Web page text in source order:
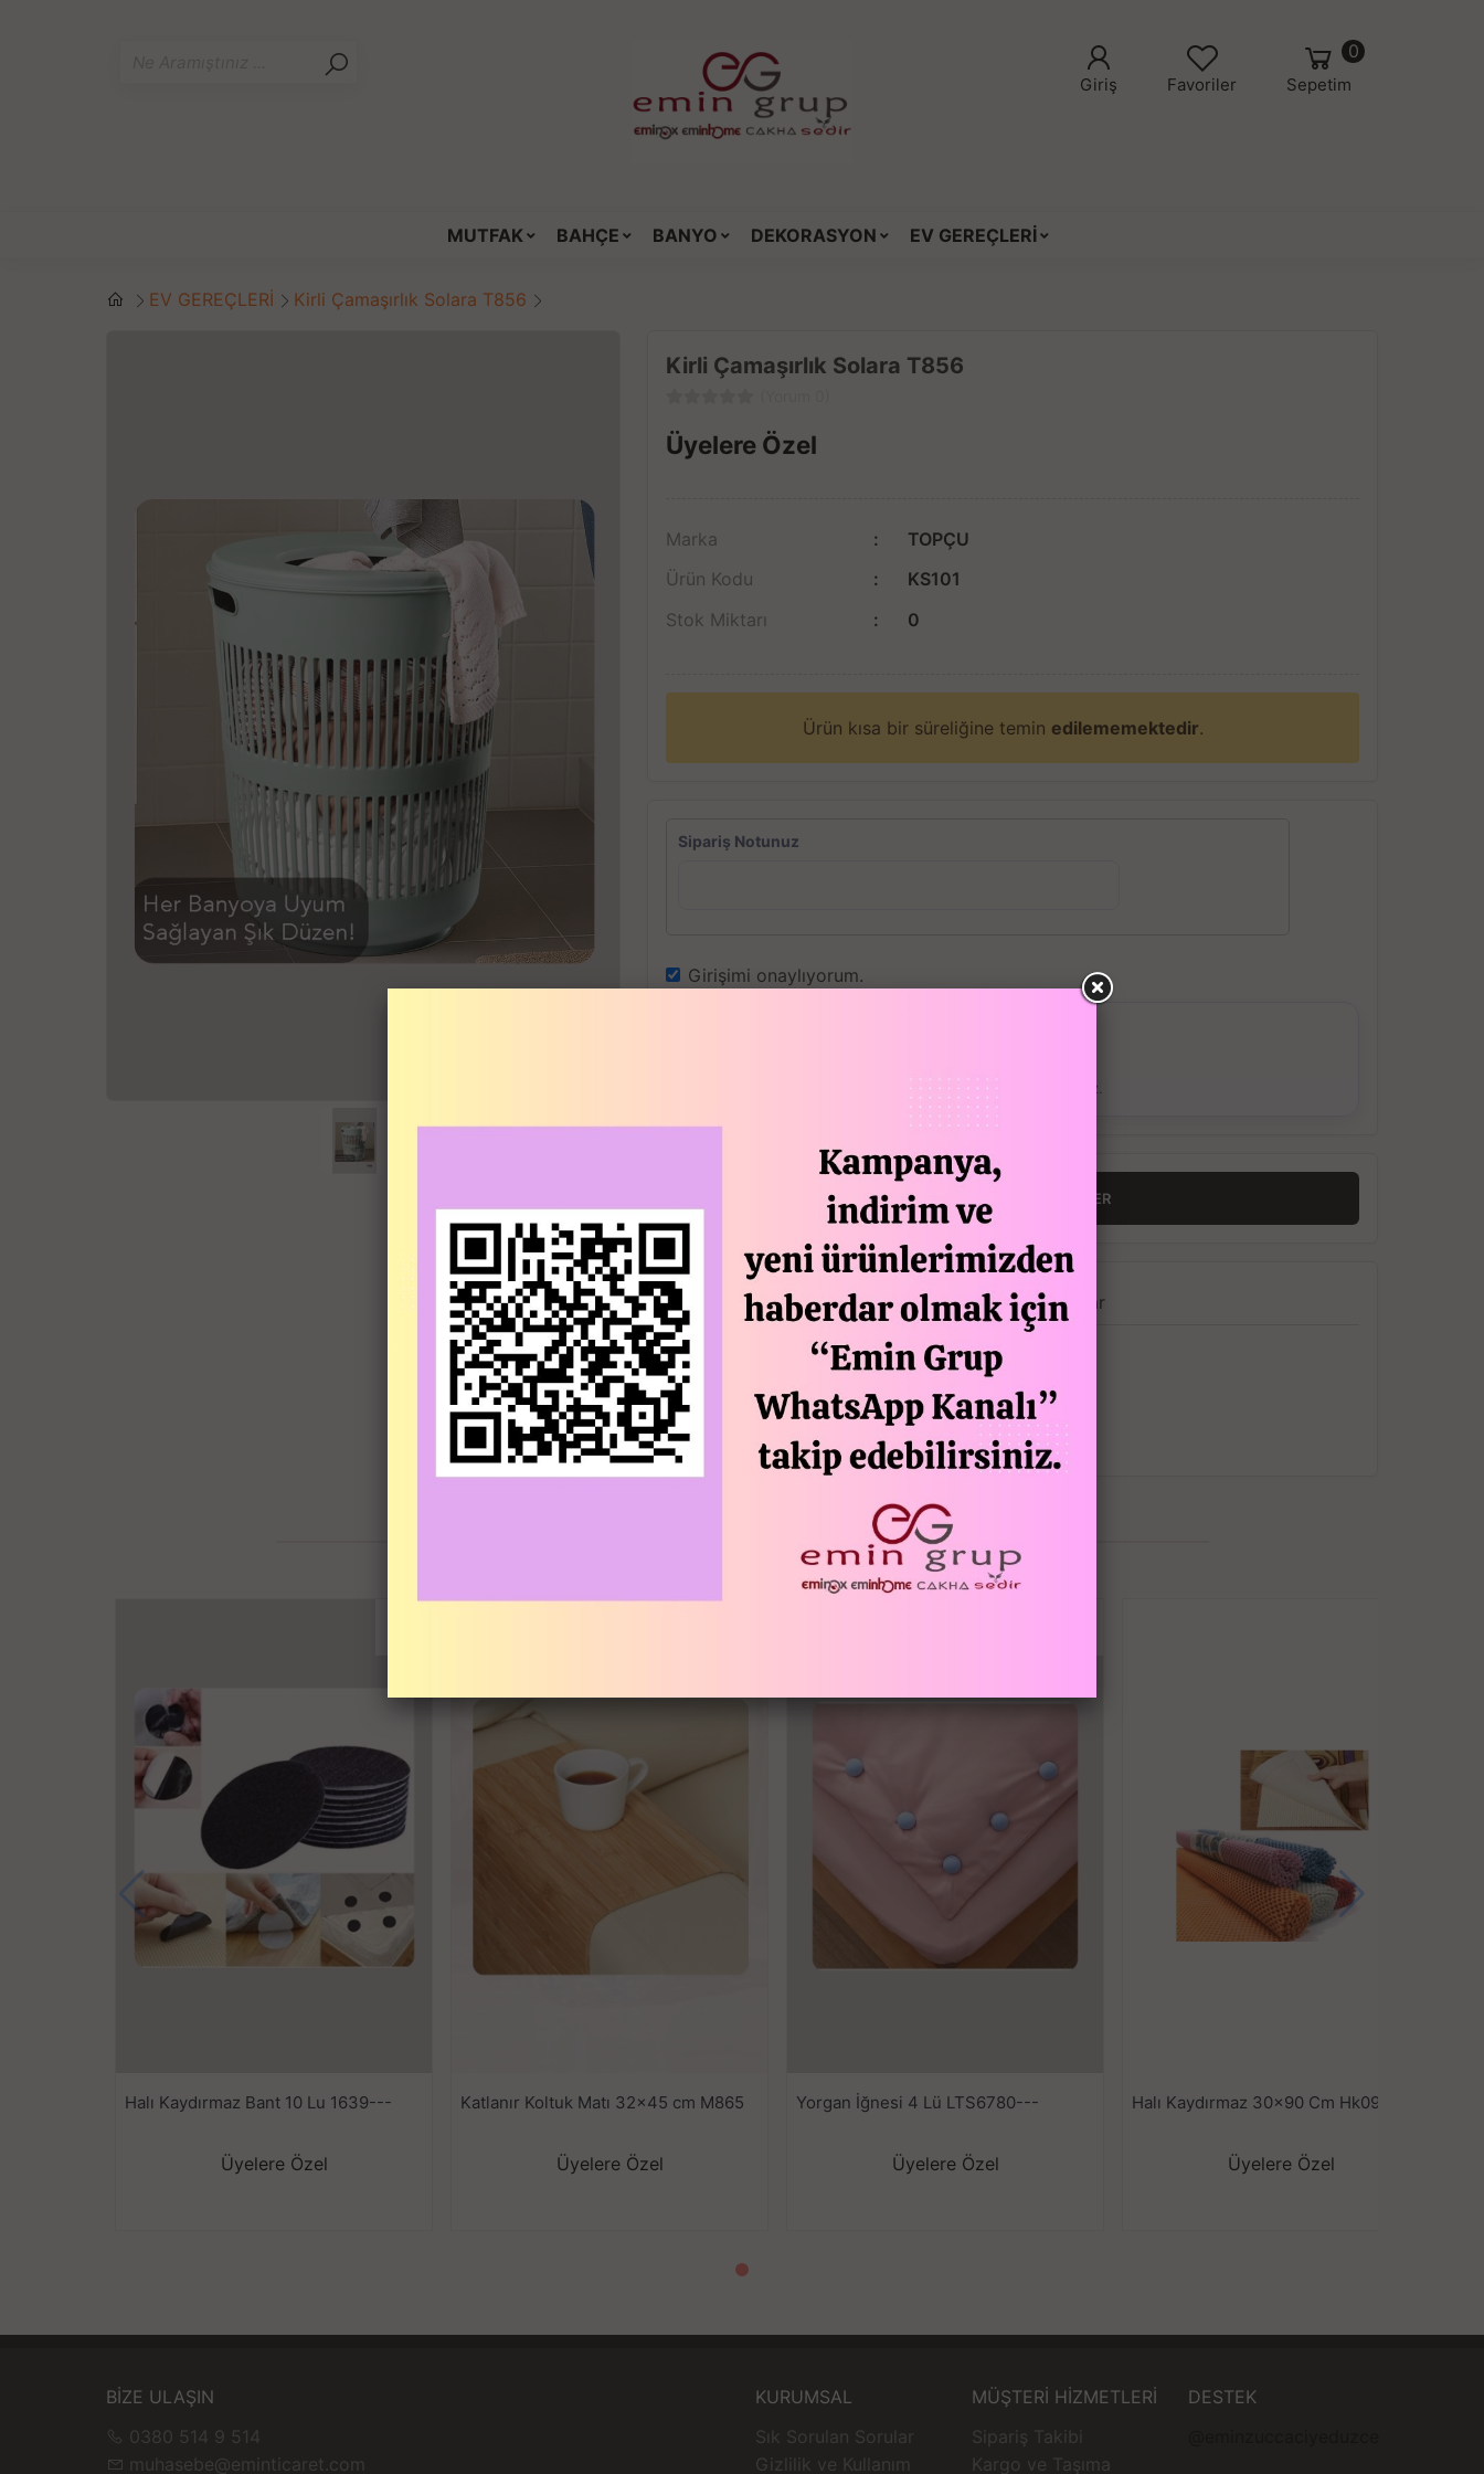
Sepetim
0
Favoriler
Giriş
MUTFAK BAHÇE BANYO DEKORASYON EV GEREÇLERİ
EV GEREÇLERİ Kirli Çamaşırlık Solara T856
Kirli Çamaşırlık Solara T856
Üyelere Özel
Marka
TOPÇU
Ürün Kodu
KS101
Stok Miktarı
0
Ürün kısa bir süreliğine temin edilememektedir.
Sipariş Notunuz
Girişimi onaylıyorum.
7x24 Whatsapp Üzerinden de Sipariş Verebilirsiniz.
STOGA GIRINCE HABER VER
Açıklama Yorumlar
Çap:42 cm
Yükseklik:60 cm
Farklı renk seçenekleri mevcuttur.
Stok durumuma göre renk gönderimi yapılacaktır.
İLGILI ÜRÜNLER
Halı Kaydırmaz Bant 10 Lu 1639---
Üyelere Özel
Katlanır Koltuk Matı 32x45 cm M865
Üyelere Özel
Yorgan İğnesi 4 Lü LTS6780---
Üyelere Özel
Halı Kaydırmaz 30x90 Cm Hk09
Üyelere Özel
BİZE ULAŞIN
0380 514 9 514
muhasebe@eminticaret.com
KURUMSAL
Sık Sorulan Sorular
Gizlilik ve Kullanım
MÜŞTERİ HİZMETLERİ
Sipariş Takibi
Kargo ve Taşıma
DESTEK